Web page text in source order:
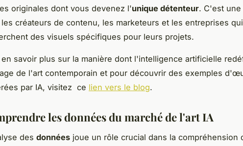
originales dont vous devenez l'unique détenteur. C'est
créateurs de contenu, les marketeurs et les entreprises qui
des visuels spécifiques pour leurs projets.
en savoir plus sur la manière dont l'intelligence artificielle
de l'art contemporain et pour découvrir des exemples
par IA, visitez ce lien vers le blog.
les données du marché de l'art IA
des données joue un rôle crucial dans la compréhension